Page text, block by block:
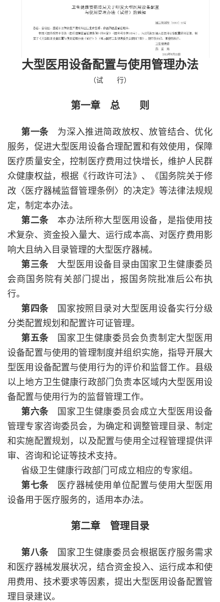
大型医用设备配置与使用管理办法
（试 行）
第一章 总 则
第一条 为深入推进简政放权、放管结合、优化
服务，促进大型医用设备合理配置和有效使用，保障
医疗质量安全，控制医疗费用过快增长，维护人民群
众健康权益，根据《行政许可法》、《国务院关于修
改〈医疗器械监督管理条例〉的决定》等法律法规规
定，制定本办法。
第二条 本办法所称大型医用设备，是指使用技
术复杂、资金投入量大、运行成本高、对医疗费用影
响大且纳入目录管理的大型医疗器械。
第三条 大型医用设备目录由国家卫生健康委员
会商国务院有关部门提出，报国务院批准后公布执
行。
第四条 国家按照目录对大型医用设备实行分级
分类配置规划和配置许可证管理。
第五条 国家卫生健康委员会负责制定大型医用
设备配置与使用的管理制度并组织实施，指导开展大
型医用设备配置与使用行为的评价和监督工作。县级
以上地方卫生健康行政部门负责本区域内大型医用设
备配置与使用行为的监督管理工作。
第六条 国家卫生健康委员会成立大型医用设备
管理专家咨询委员会，为确定和调整管理目录、制定
和实施配置规划，以及配置与使用全过程管理提供评
审、咨询和论证等技术支持。
省级卫生健康行政部门可成立相应的专家组。
第七条 医疗器械使用单位配置与使用大型医用
设备用于医疗服务的，适用本办法。
第二章 管理目录
第八条 国家卫生健康委员会根据医疗服务需求
和医疗器械发展状况，结合资金投入、运行成本和使
用费用、技术要求等因素，提出大型医用设备配置管
理目录建议。